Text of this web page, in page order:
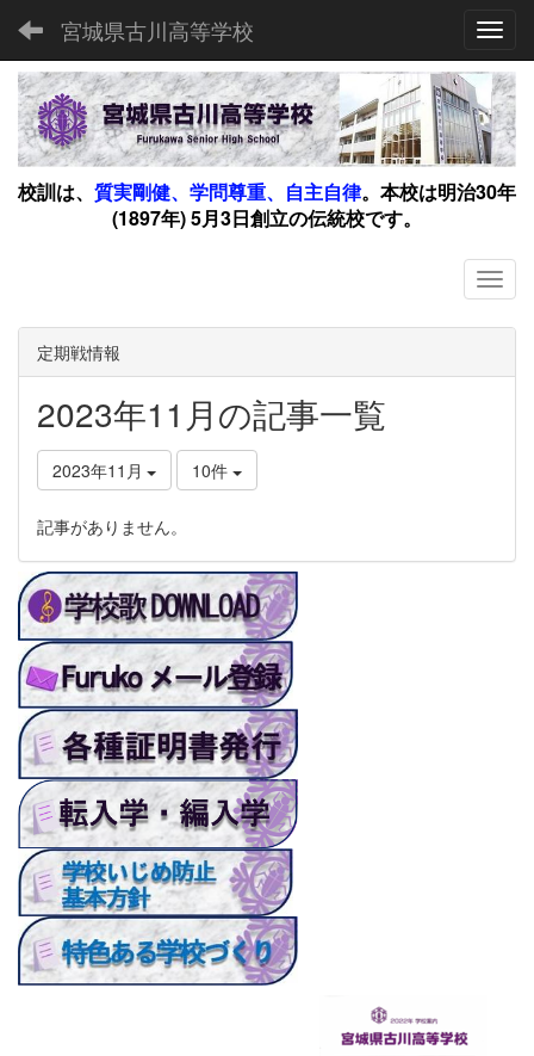
宮城県古川高等学校
校訓は、 質実剛健、学問尊重、自主自律。 本校は明治30年
(1897年) 5月3日創立の伝統校です。
定期戦情報
2023年11月の記事一覧
2023年11月 10件
記事がありません。